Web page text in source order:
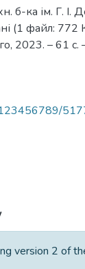
б-ка ім. Г. І.
(1 файл: 772
2023. – 61 с.
version 2 of